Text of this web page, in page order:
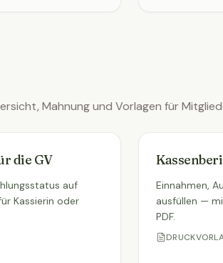
Mahnung und Vorlagen für
die GV
auf
Kassierin oder
Einnahmen,
ausfüllen —
PDF.